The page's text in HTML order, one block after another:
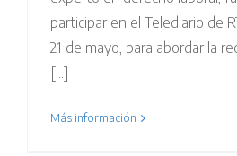
participar en el Telediario de
21 de mayo, para abordar la
[...]
Más información